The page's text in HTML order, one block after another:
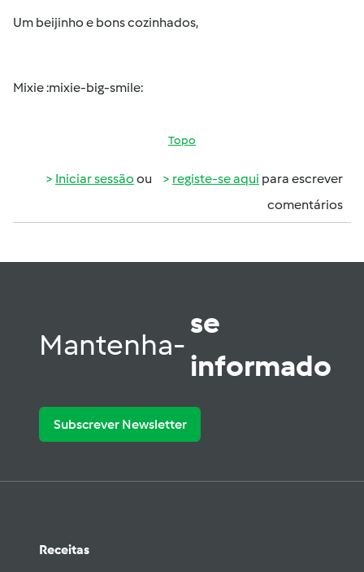
Um beijinho e bons cozinhados,
Mixie :mixie-big-smile:
Topo
Iniciar sessão ou registe-se aqui para escrever
comentários
Mantenha-
se
informado
Subscrever Newsletter
Receitas